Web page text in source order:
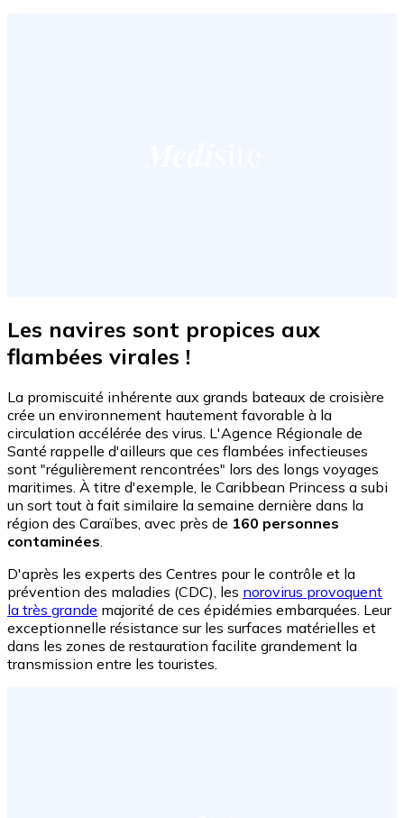
Les navires sont propices aux
flambées virales !
La promiscuité inhérente aux grands bateaux de croisière
crée un environnement hautement favorable à la
circulation accélérée des virus. L'Agence Régionale de
Santé rappelle d'ailleurs que ces flambées infectieuses
sont "régulièrement rencontrées" lors des longs voyages
maritimes. À titre d'exemple, le Caribbean Princess a subi
un sort tout à fait similaire la semaine dernière dans la
région des Caraïbes, avec près de 160 personnes
contaminées
D'après les experts des Centres pour le contrôle et la
prévention des maladies (CDC), les norovirus provoquent
la très grande majorité de ces épidémies embarquées. Leur
exceptionnelle résistance sur les surfaces matérielles et
dans les zones de restauration facilite grandement la
transmission entre les touristes.